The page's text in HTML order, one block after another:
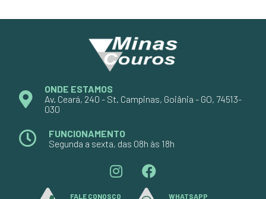
ONDE ESTAMOS
Av. Ceará, 240 - St. Campinas, Goiânia - GO, 74513-
030
FUNCIONAMENTO
Segunda a sexta, das 08h às 18h
FALE CONOSCO WHATSAPP